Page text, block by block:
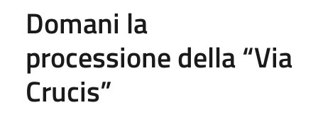
Domani la
processione della “Via
Crucis”